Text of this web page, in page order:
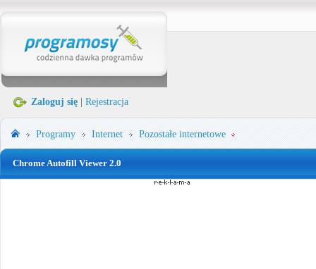
Zaloguj się Rejestracja
Programy Internet Pozostałe internetowe
Chrome Autofill Viewer 2.0